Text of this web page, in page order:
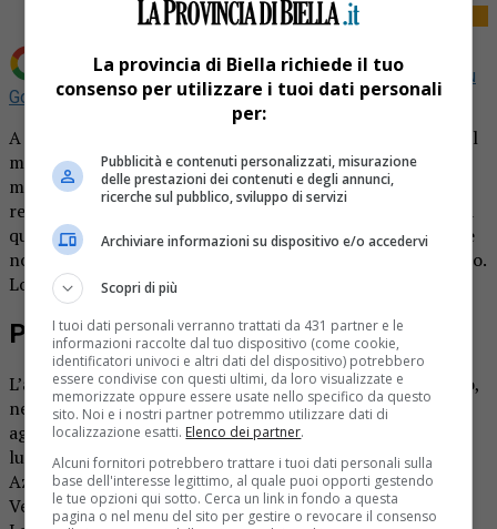
Aggiungi La Provincia di Biella come Fonte preferita su
Google
A chiedere aiuto è stato il figlio dell’anziano, allarmato dal
mancato rientro del padre a casa. L’uomo si era recato in
mattinata nell’orto privato per ripulire l’area e bruciare
residui vegetali, un’attività che svolgeva abitualmente. Ma
quando i soccorritori sono arrivati sul posto, per l’80enne
non c’era più nulla da fare. Il corpo era ormai carbonizzato.
Lo riporta
Notizia Oggi
Pensionato trovato carbonizzato
L’altro giorno un uomo di 80 anni, residente ad Alpignano,
nel Torinese, è stato trovato senza vita in un terreno
agricolo mentre stava bruciando alcune sterpaglie. Sul
luogo della tragedia sono intervenuti i sanitari del 118
Azienda Zero, insieme ai carabinieri della compagnia di
Venaria Reale.
La provincia di Biella richiede il tuo
consenso per utilizzare i tuoi dati personali
per:
Pubblicità e contenuti personalizzati, misurazione
delle prestazioni dei contenuti e degli annunci,
ricerche sul pubblico, sviluppo di servizi
Archiviare informazioni su dispositivo e/o accedervi
Scopri di più
I tuoi dati personali verranno trattati da 431 partner e le
informazioni raccolte dal tuo dispositivo (come cookie,
identificatori univoci e altri dati del dispositivo) potrebbero
essere condivise con questi ultimi, da loro visualizzate e
memorizzate oppure essere usate nello specifico da questo
sito. Noi e i nostri partner potremmo utilizzare dati di
localizzazione esatti. Elenco dei partner.
Alcuni fornitori potrebbero trattare i tuoi dati personali sulla
base dell'interesse legittimo, al quale puoi opporti gestendo
le tue opzioni qui sotto. Cerca un link in fondo a questa
pagina o nel menu del sito per gestire o revocare il consenso